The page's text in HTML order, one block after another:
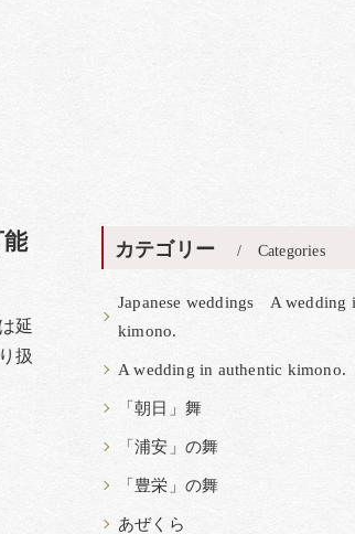
延
扱
カテゴリー Categories
Japanese weddings A wedding
kimono.
A wedding in authentic kimono.
「朝日」舞
「浦安」の舞
「豊栄」の舞
あぜくら